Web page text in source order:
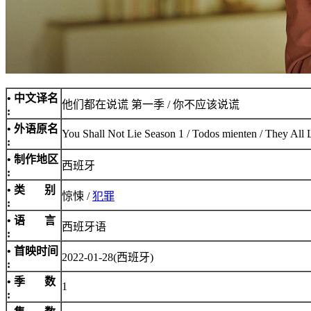
• 中文译名
:
他们都在说谎 第一季 / 你不应该说谎
• 外语原名
:
You Shall Not Lie Season 1 / Todos mienten / They All
• 制作地区
:
西班牙
• 类 别
:
惊悚 /犯罪
• 语 言
:
西班牙语
• 首映时间
:
2022-01-28(西班牙)
• 季 数
:
1